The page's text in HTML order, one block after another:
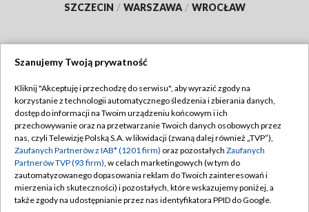
SZCZECIN / WARSZAWA / WROCŁAW
TVP
Abonament TVP
Emisja w TVP
Centrum informacji TVP
Naziemna Telewizja Cyfrowa
Regulamin TVP
Polityka prywatności
Moje zgody
Pomoc
Szanujemy Twoją prywatność
Kliknij "Akceptuję i przechodzę do serwisu", aby wyrazić zgody na
korzystanie z technologii automatycznego śledzenia i zbierania danych,
dostęp do informacji na Twoim urządzeniu końcowym i ich
przechowywanie oraz na przetwarzanie Twoich danych osobowych przez
nas, czyli Telewizję Polską S.A. w likwidacji (zwaną dalej również „TVP”),
Zaufanych Partnerów z IAB* (1201 firm) oraz pozostałych Zaufanych
Partnerów TVP (93 firm), w celach marketingowych (w tym do
zautomatyzowanego dopasowania reklam do Twoich zainteresowań i
mierzenia ich skuteczności) i pozostałych, które wskazujemy poniżej, a
także zgody na udostępnianie przez nas identyfikatora PPID do Google.